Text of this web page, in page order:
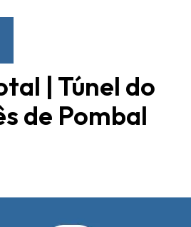
| Túnel do
de Pombal